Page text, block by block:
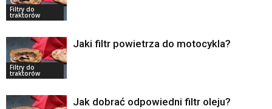
Filtry do
traktorów
Filtry do
traktorów
Jaki filtr powietrza do motocykla?
Jak dobrać odpowiedni filtr oleju?